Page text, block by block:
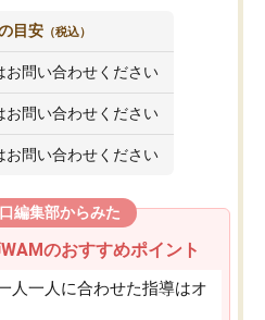
目安 （税込）
お問い合わせください
お問い合わせください
お問い合わせください
編集部からみた
のおすすめポイント
人一人に合わせた指導はオ